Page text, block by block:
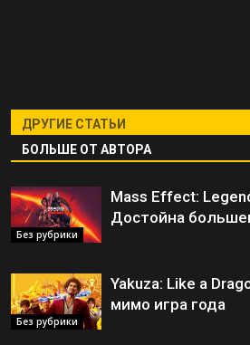
ДРУГИЕ СТАТЬИ
БОЛЬШЕ ОТ АВТОРА
Без рубрики
Mass Effect:
Достойна
Без рубрики
Yakuza: Like a
мимо игра года